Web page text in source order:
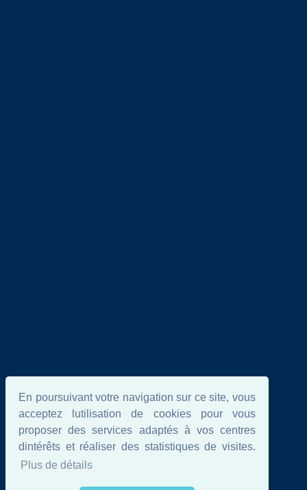
En poursuivant votre navigation sur ce site, vous
acceptez lutilisation de cookies pour vous
proposer des services adaptés à vos centres
dintérêts et réaliser des statistiques de visites.
Plus de détails